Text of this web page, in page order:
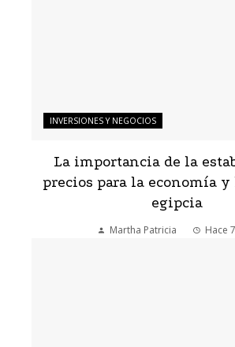
INVERSIONES Y NEGOCIOS
La importancia de la
precios para la economía y
egipcia
Martha Patricia Hace